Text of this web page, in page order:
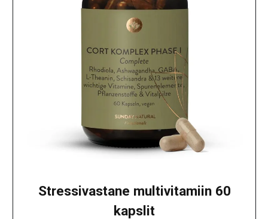
Stressivastane multivitamiin 60
kapslit